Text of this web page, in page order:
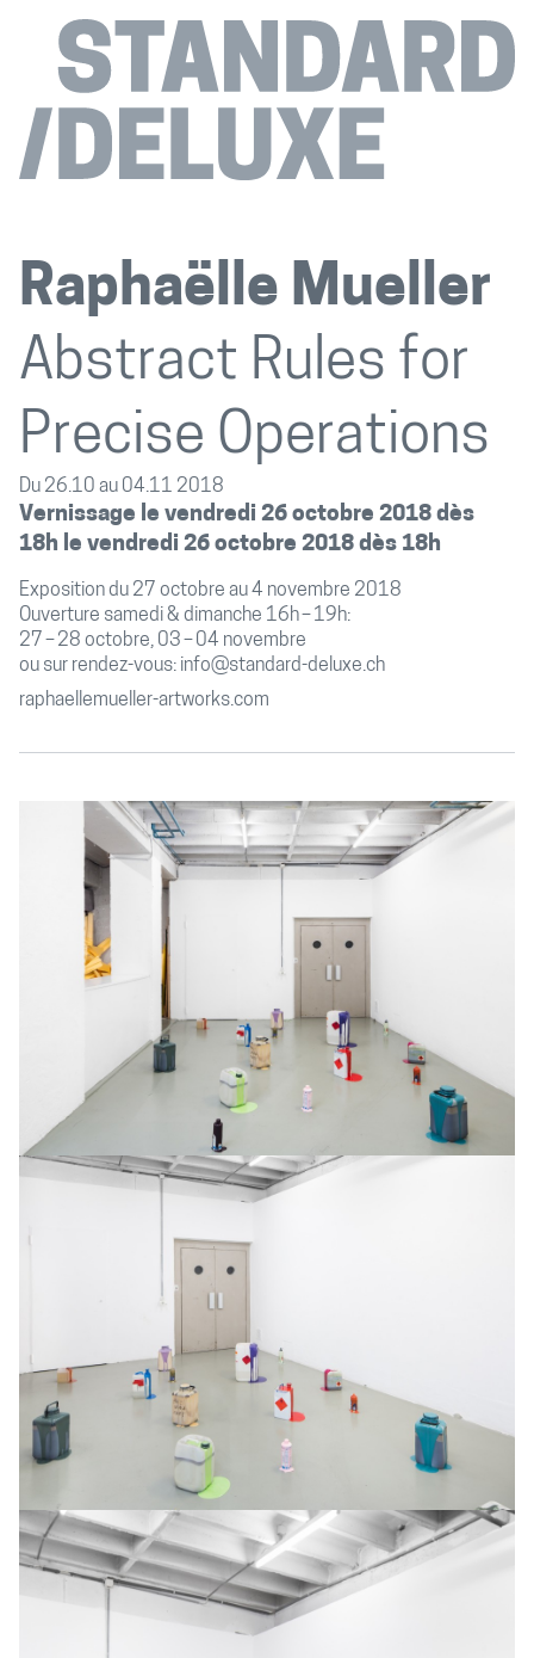
Raphaëlle Mueller
Abstract Rules for
Precise Operations
Du 26.10 au 04.11 2018
Vernissage le vendredi 26 octobre 2018 dès
18h le vendredi 26 octobre 2018 dès 18h
Exposition du 27 octobre au 4 novembre 2018
Ouverture samedi & dimanche 16h – 19h:
27 – 28 octobre, 03 – 04 novembre
ou sur rendez-vous: info@standard-deluxe.ch
raphaellemueller-artworks.com